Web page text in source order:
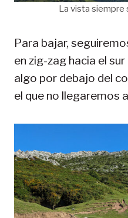
La vista siempre
Para bajar,
en zig-zag hacia el
algo por debajo del
el que no llegaremos